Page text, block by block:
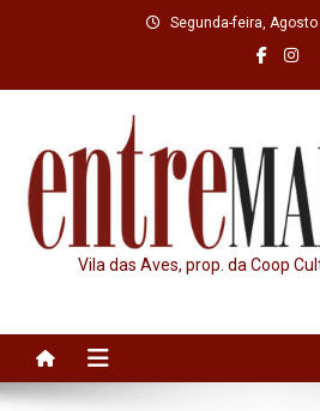
Segunda-feira, Agosto
Vila das Aves, prop. da Coop